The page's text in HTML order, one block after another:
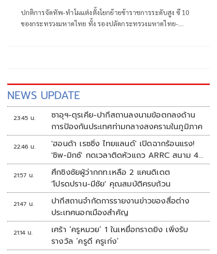
ปกติการจัดทัพ-ทำโผแต่งตั้งโยกย้ายข้าราชการระดับสูง ซี 10
ของกระทรวงมหาดไทย ทั้ง รองปลัดกระทรวงมหาดไทย-
การเมืองตามไปด้วย
NEWS UPDATE
23:45 น.
ซาอุฯ-ตุรเคีย-ปากีสถานลงนามข้อตกลงด้าน
การป้องกันประเทศท่ามกลางสงครามในภูมิภาค
22:46 น.
'ฮอนด้า เรซซิ่ง ไทยแลนด์' เปิดฉากร้อนแรง!
'ชิพ-มิกซ์' กดเวลาติดหัวแถว ARRC สนาม 4
ที่มัลดาลิกา
21:57 น.
ศึกชิงชัยผู้ว่ากกท.เหลือ 2 แคนดิเดต
'โปรดปราน-มีชัย' คุณสมบัติครบถ้วน
21:47 น.
ปากีสถานจำกัดการรายงานข่าวของสื่อต่าง
ประเทศนอกเมืองสำคัญ
21:14 น.
เศร้า ‘ครูหมวย’ 1 ในเหยื่อกราดยิง เพิ่งรับ
รางวัล ‘ครูดี ครูเก่ง’